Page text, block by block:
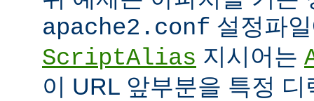
apache2.conf 설정파
ScriptAlias 지시어는
이 URL 앞부분을 특정